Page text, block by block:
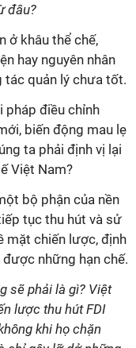
đâu?
ở khâu thể chế,
hay nguyên nhân
quản lý chưa tốt.
pháp điều chỉnh
biến động mau lẹ
ta phải định vị lại
Việt Nam?
bộ phận của nền
tục thu hút và sử
mặt chiến lược, định
những hạn chế.
sẽ phải là gì? Việt
lược thu hút FDI
khi họ chặn